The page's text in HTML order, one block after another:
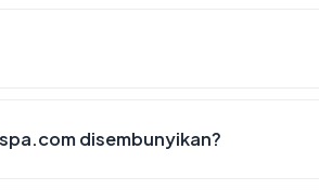
disembunyikan?